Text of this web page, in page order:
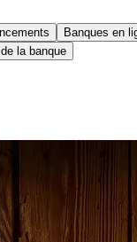
Banques en
la banque